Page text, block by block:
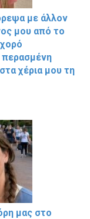
με άλλον
μου από το
περασμένη
χέρια μου τη
μας στο